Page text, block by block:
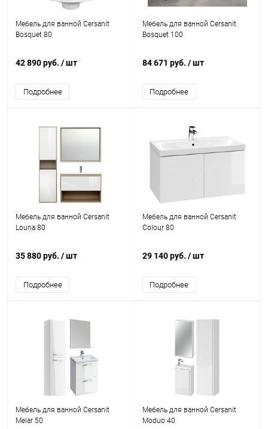
Мебель для ванной Cersanit
Bosquet 80
42 890 руб. / шт
Подробнее
Мебель для ванной Cersanit
Bosquet 100
84 671 руб. / шт
Подробнее
Мебель для ванной Cersanit
Louna 80
35 880 руб. / шт
Подробнее
Мебель для ванной Cersanit
Colour 80
29 140 руб. / шт
Подробнее
Мебель для ванной Cersanit
Melar 50
Мебель для ванной Cersanit
Moduo 40